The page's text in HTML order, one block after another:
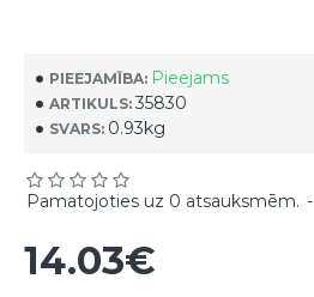
PIEEJAMĪBA: Pieejams
ARTIKULS: 35830
SVARS: 0.93kg
Pamatojoties uz 0 atsauksmēm. -
14.03€